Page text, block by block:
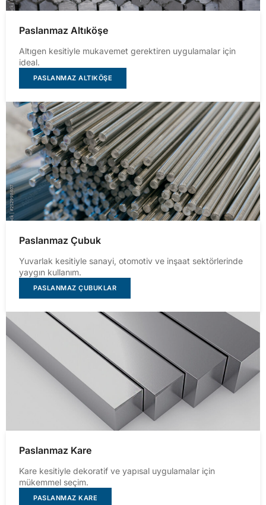
Paslanmaz Altıköşe
Altıgen kesitiyle mukavemet gerektiren uygulamalar için
ideal.
PASLANMAZ ALTIKÖŞE
Paslanmaz Çubuk
Yuvarlak kesitiyle sanayi, otomotiv ve inşaat sektörlerinde
yaygın kullanım.
PASLANMAZ ÇUBUKLAR
Paslanmaz Kare
Kare kesitiyle dekoratif ve yapısal uygulamalar için
mükemmel seçim.
PASLANMAZ KARE